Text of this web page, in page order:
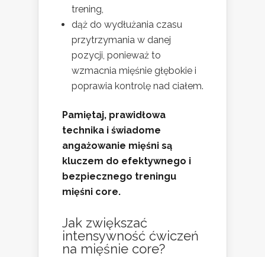
trening,
dąż do wydłużania czasu
przytrzymania w danej
pozycji, ponieważ to
wzmacnia mięśnie głębokie i
poprawia kontrolę nad ciałem.
Pamiętaj, prawidłowa
technika i świadome
angażowanie mięśni są
kluczem do efektywnego i
bezpiecznego treningu
mięśni core.
Jak zwiększać
intensywność ćwiczeń
na mięśnie core?